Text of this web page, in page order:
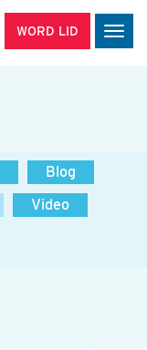
WORD LID
Blog
Video